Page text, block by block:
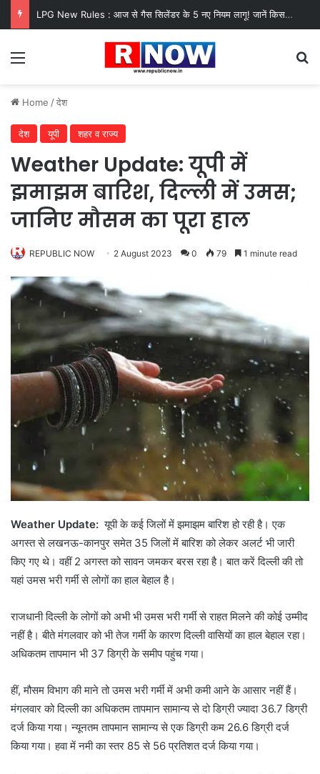
LPG New Rules : आज से गैस सिलेंडर के 5 नए नियम लागू! जानें किसका कटेगा कनेक्शन, कितने दिन बाद होगी बुकिंग?
Menu
Home /देश
देश यूपी शहर व राज्य
Weather Update: यूपी में
झमाझम बारिश, दिल्ली में उमस;
जानिए मौसम का पूरा हाल
REPUBLIC NOW 2 August 2023 0 79 1 minute read
Weather Update: यूपी के कई जिलों में झमाझम बारिश हो रही है। एक
अगस्त से लखनऊ-कानपुर समेत 35 जिलों में बारिश को लेकर अलर्ट भी जारी
किए गए थे। वहीं 2 अगस्त को सावन जमकर बरस रहा है। बात करें दिल्ली की तो
यहां उमस भरी गर्मी से लोगों का हाल बेहाल है।
राजधानी दिल्ली के लोगों को अभी भी उमस भरी गर्मी से राहत मिलने की कोई उम्मीद
नहीं है। बीते मंगलवार को भी तेज गर्मी के कारण दिल्ली वासियों का हाल बेहाल रहा।
अधिकतम तापमान भी 37 डिग्री के समीप पहुंच गया।
हीं, मौसम विभाग की माने तो उमस भरी गर्मी में अभी कमी आने के आसार नहीं हैं।
मंगलवार को दिल्ली का अधिकतम तापमान सामान्य से दो डिग्री ज्यादा 36.7 डिग्री
दर्ज किया गया। न्यूनतम तापमान सामान्य से एक डिग्री कम 26.6 डिग्री दर्ज
किया गया। हवा में नमी का स्तर 85 से 56 प्रतिशत दर्ज किया गया।